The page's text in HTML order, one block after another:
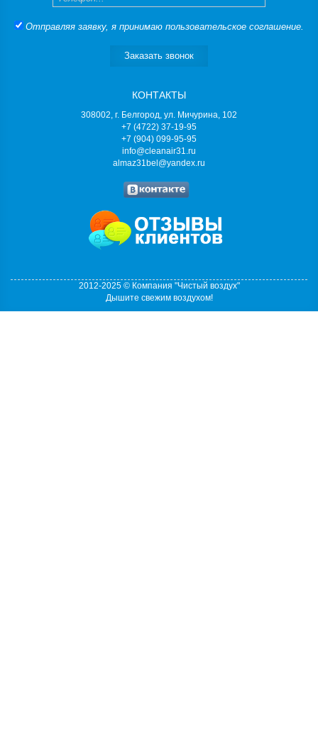
Отправляя заявку, я принимаю пользовательское соглашение.
Заказать звонок
КОНТАКТЫ
308002, г. Белгород, ул. Мичурина, 102
+7 (4722) 37-19-95
+7 (904) 099-95-95
info@cleanair31.ru
almaz31bel@yandex.ru
2012-2025 © Компания "Чистый воздух"
Дышите свежим воздухом!